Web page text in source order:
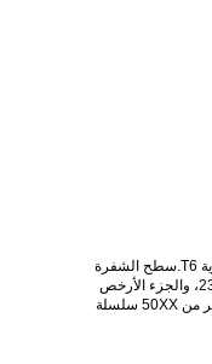
1شفرة: تم تصميم شفرة المروحة بناءً على تكنولوجيا الديناميكا الهوائية. تم تشكيلها عن طريق الضغط وتصنيعها من مواد معدنية من سبيكة AI-Mg رقم 6061. وتم معالجتها الحرارية T6.سطح الشفرة
أيضا تم تمريرة المعالجة المضادة للتآكل من أكسدة مطحنةكل قطعة من البال تحتوي على ثلاثة أوتار مقوية واثنين من تجويف العزل المقوى، عرض ((W) 182mm، ارتفاع ((H) 23mm، والجزء الأرخص
هو 2mm،والجزء الأكثر سماكة من منطقة الاتصال هو 5mm ((شكلها والمحاكاة سوف تظهر في الصفحات القادمة)) ، قوة 6061 T6 المعالجة الحرارية مواد سبيكة AI-Mg أعلى بكثير من 50XX سلسلة